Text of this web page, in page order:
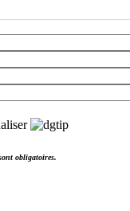
obligatoires.